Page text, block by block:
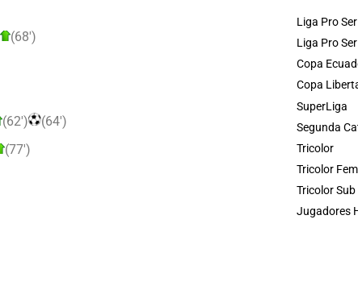
(68′)
(62′)
(64′)
(77′)
Liga Pro
Liga Pro
Copa
Copa
SuperLiga
Segunda
Tricolor
Tricolor
Tricolor Sub
Jugadores